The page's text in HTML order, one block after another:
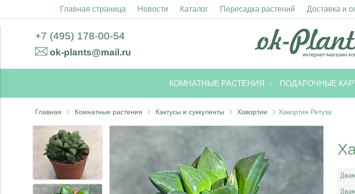
Главная страница Новости Каталог Пересадка растений Доставка и
+7 (495) 178-00-54
ok-plants@mail.ru
КОМНАТНЫЕ РАСТЕНИЯ ПОДАРОЧНЫЕ
Главная Комнатные растения Кактусы и суккуленты Хавортии Хавортия Ретуза